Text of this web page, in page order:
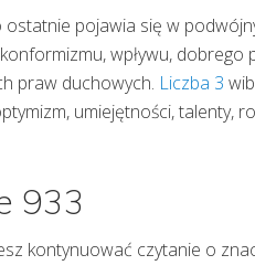
ostatnie pojawia się w
wpływu, dobrego
praw duchowych. Liczba 3
umiejętności, talenty,
933
kontynuować czytanie o